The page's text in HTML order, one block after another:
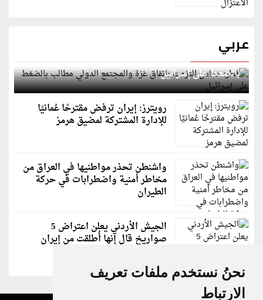
نحنُ نستخدم ملفات تعريف
الارتباط
عربي
قطر: حماس التزمت باتفاق غزة والمجتمع الدولي مطالب
بالضغط على إسرائيل
رويترز: إيران ترفض مقترحًا عُمانيًا
للإدارة المشتركة لمضيق هرمز
واشنطن تحذر مواطنيها في العراق من
مخاطر أمنية واضطرابات في حركة
الطيران
الجيش الأردني يعلن اعتراض 5
صواريخ قال إنها أُطلقت من إيران